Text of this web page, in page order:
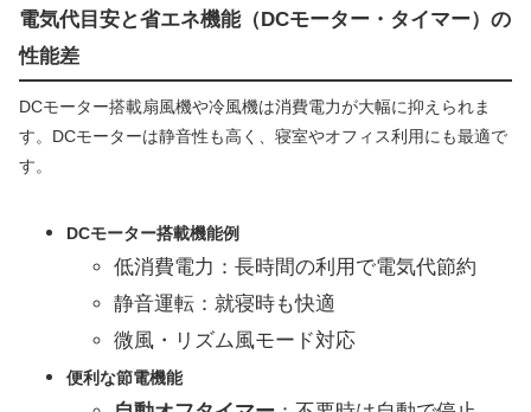
電気代目安と省エネ機能（DCモーター・タイマー）の
性能差
DCモーター搭載扇風機や冷風機は消費電力が大幅に抑えられま
す。DCモーターは静音性も高く、寝室やオフィス利用にも最適で
す。
DCモーター搭載機能例
低消費電力：長時間の利用で電気代節約
静音運転：就寝時も快適
微風・リズム風モード対応
便利な節電機能